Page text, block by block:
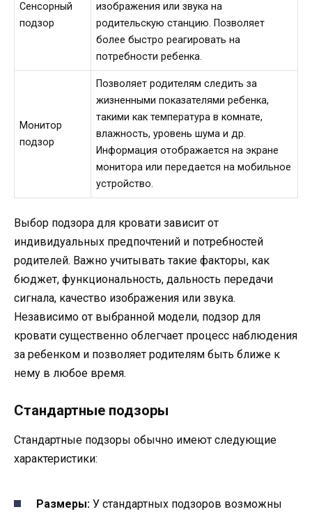
Сенсорный
подзор
изображения или звука на
родительскую станцию. Позволяет
более быстро реагировать на
потребности ребенка.
Монитор
подзор
Позволяет родителям следить за
жизненными показателями ребенка,
такими как температура в комнате,
влажность, уровень шума и др.
Информация отображается на экране
монитора или передается на мобильное
устройство.
Выбор подзора для кровати зависит от
индивидуальных предпочтений и потребностей
родителей. Важно учитывать такие факторы, как
бюджет, функциональность, дальность передачи
сигнала, качество изображения или звука.
Независимо от выбранной модели, подзор для
кровати существенно облегчает процесс наблюдения
за ребенком и позволяет родителям быть ближе к
нему в любое время.
Стандартные подзоры
Стандартные подзоры обычно имеют следующие
характеристики:
Размеры: У стандартных подзоров возможны